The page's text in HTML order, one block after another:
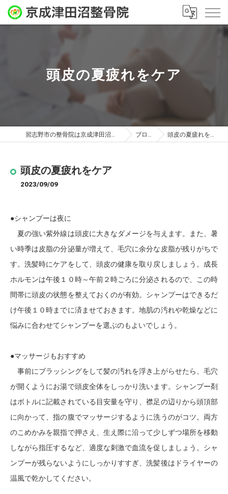
頭皮の夏疲れをケア
習志野市の整骨院は京成津田沼整骨院 ブログ 頭皮の夏疲れをケア
頭皮の夏疲れをケア
2023/09/09
●シャンプーは夜に
夏の強い紫外線は頭皮に大きなダメージを与えます。また、暑
い時季は皮脂の分泌量が増えて、毛穴に余分な皮脂が残りがちで
す。洗髪時にケアをして、頭皮の健康を取り戻しましょう。成長
ホルモンは午後１０時～午前２時ごろに分泌されるので、この時
間帯に頭皮の状態を整えておくのが有効。シャンプーはできるだ
け午後１０時までに済ませておきます。地肌の汚れや乾燥などに
悩みに合わせてシャンプーを選ぶのもよいでしょう。
●マッサージもおすすめ
事前にブラッシングをして髪の汚れを浮き上がらせたら、毛穴
が開くようにお湯で頭皮全体をしっかり洗います。シャンプー剤
はボトルに記載されている目安量を守り、襟足の辺りから頭頂部
に向かって、指の腹でマッサージするように洗うのがコツ。両方
のこめかみを親指で押さえ、生え際に沿って少しずつ場所を移動
しながら指圧するなど、適度な刺激で血流を促しましょう。シャ
ンプーが残らないようにしっかりすすぎ、洗髪後はドライヤーの
温風で乾かしてください。